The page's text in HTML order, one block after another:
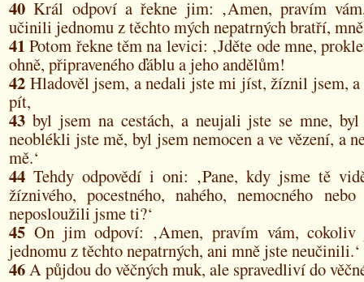
40 Král odpoví a řekne jim: ‚Amen, pravím
učinili jednomu z těchto mých nepatrných bratří,
41 Potom řekne těm na levici: ‚Jděte ode mne,
ohně, připraveného ďáblu a jeho andělům!
42 Hladověl jsem, a nedali jste mi jíst, žíznil jsem,
pít,
43 byl jsem na cestách, a neujali jste se mne,
neoblékli jste mě, byl jsem nemocen a ve vězení, a
mě.‘
44 Tehdy odpovědí i oni: ‚Pane, kdy jsme tě
žíznivého, pocestného, nahého, nemocného
neposloužili jsme ti?‘
45 On jim odpoví: ‚Amen, pravím vám,
jednomu z těchto nepatrných, ani mně jste neučinili.‘
46A půjdou do věčných muk, ale spravedliví do